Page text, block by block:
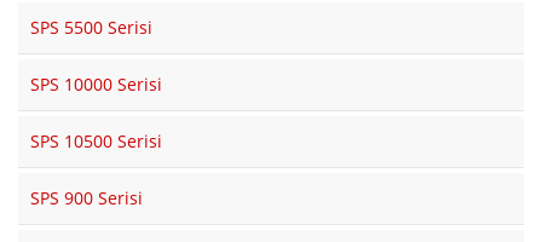
SPS 5500 Serisi
SPS 10000 Serisi
SPS 10500 Serisi
SPS 900 Serisi